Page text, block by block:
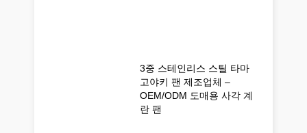
3중 스테인리스 스틸 타마
고야키 팬 제조업체 –
OEM/ODM 도매용 사각 계
란 팬